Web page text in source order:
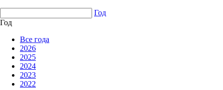
Год
Год
Все года
2026
2025
2024
2023
2022